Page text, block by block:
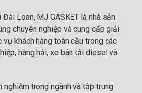
Loan, MJ GASKET là nhà sản
chuyên nghiệp và cung cấp giải
vụ khách hàng toàn cầu trong các
hàng hải, xe bán tải diesel và
nghiệm trong ngành và tập trung